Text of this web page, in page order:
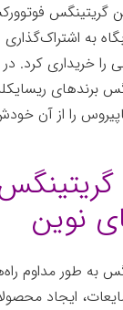
امريكن گريتينگس
به
برند‌های
را از آن
نوین
به طور مداوم
ایجاد